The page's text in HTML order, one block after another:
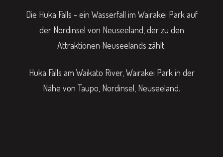
Die Huka Falls - ein Wasserfall im Wairakei Park auf
der Nordinsel von Neuseeland, der zu den
Attraktionen Neuseelands zählt.
Huka Falls am Waikato River, Wairakei Park in der
Nähe von Taupo, Nordinsel, Neuseeland.